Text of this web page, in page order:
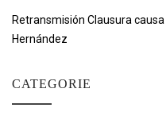
Retransmisión Clausura
Hernández
CATEGORIE